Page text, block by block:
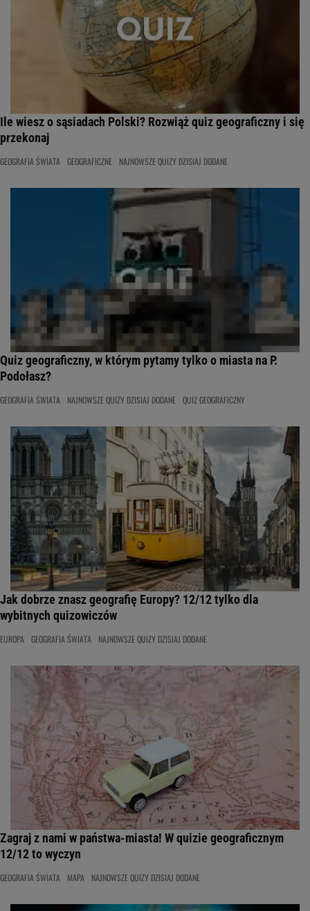
Ile wiesz o sąsiadach Polski? Rozwiąż quiz geograficzny i się
przekonaj
GEOGRAFIA ŚWIATA GEOGRAFICZNE NAJNOWSZE QUIZY DZISIAJ DODANE
Quiz geograficzny, w którym pytamy tylko o miasta na P.
Podołasz?
GEOGRAFIA ŚWIATA NAJNOWSZE QUIZY DZISIAJ DODANE QUIZ GEOGRAFICZNY
Jak dobrze znasz geografię Europy? 12/12 tylko dla
wybitnych quizowiczów
EUROPA GEOGRAFIA ŚWIATA NAJNOWSZE QUIZY DZISIAJ DODANE
Zagraj z nami w państwa-miasta! W quizie geograficznym
12/12 to wyczyn
GEOGRAFIA ŚWIATA MAPA NAJNOWSZE QUIZY DZISIAJ DODANE